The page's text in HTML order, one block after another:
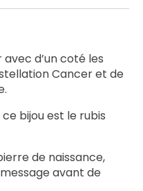
d’un coté les
Cancer et de
bijou est le rubis
de naissance,
avant de